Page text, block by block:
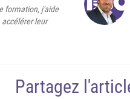
formation, j'aide
leur
Partagez